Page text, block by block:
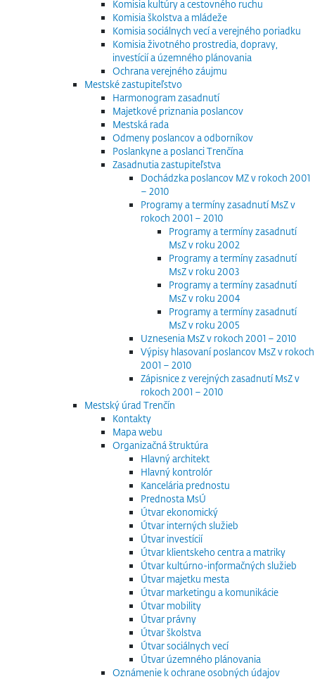
Komisia kultúry a cestovného ruchu
Komisia školstva a mládeže
Komisia sociálnych vecí a verejného poriadku
Komisia životného prostredia, dopravy,
investícií a územného plánovania
Ochrana verejného záujmu
Mestské zastupiteľstvo
Harmonogram zasadnutí
Majetkové priznania poslancov
Mestská rada
Odmeny poslancov a odborníkov
Poslankyne a poslanci Trenčína
Zasadnutia zastupiteľstva
Dochádzka poslancov MZ v rokoch 2001
– 2010
Programy a termíny zasadnutí MsZ v
rokoch 2001 – 2010
Programy a termíny zasadnutí
MsZ v roku 2002
Programy a termíny zasadnutí
MsZ v roku 2003
Programy a termíny zasadnutí
MsZ v roku 2004
Programy a termíny zasadnutí
MsZ v roku 2005
Uznesenia MsZ v rokoch 2001 – 2010
Výpisy hlasovaní poslancov MsZ v rokoch
2001 – 2010
Zápisnice z verejných zasadnutí MsZ v
rokoch 2001 – 2010
Mestský úrad Trenčín
Kontakty
Mapa webu
Organizačná štruktúra
Hlavný architekt
Hlavný kontrolór
Kancelária prednostu
Prednosta MsÚ
Útvar ekonomický
Útvar interných služieb
Útvar investícií
Útvar klientskeho centra a matriky
Útvar kultúrno-informačných služieb
Útvar majetku mesta
Útvar marketingu a komunikácie
Útvar mobility
Útvar právny
Útvar školstva
Útvar sociálnych vecí
Útvar územného plánovania
Oznámenie k ochrane osobných údajov